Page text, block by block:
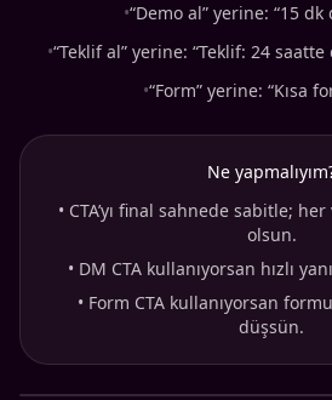
•“Demo al” yerine: “15 dk
•“Teklif al” yerine: “Teklif: 24
•“Form” yerine: “Kısa
Ne
• CTA’yı final sahnede sabitle;
olsun.
• DM CTA kullanıyorsan hızlı
• Form CTA kullanıyorsan
düşsün.